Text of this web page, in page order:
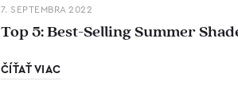
7. SEPTEMBRA 2022
Top 5: Best-Selling Summer
ČÍŤAŤ VIAC